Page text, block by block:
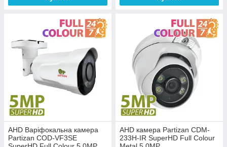
AHD Варіфокальна камера
Partizan COD-VF3SE
AHD камера Partizan CDM-
233H-IR SuperHD Full Colour